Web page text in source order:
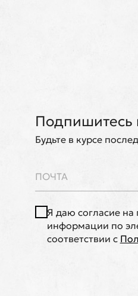
Подпишитесь
Будьте в курсе
Я даю согласие
информации по
соответствии с